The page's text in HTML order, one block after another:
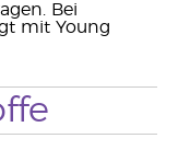
Bei
mit Young